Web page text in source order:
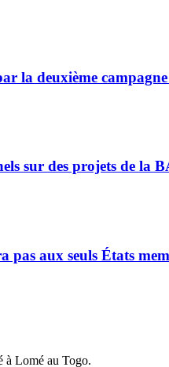
la deuxième
sur des projets de la
aux seuls États
à Lomé au Togo.